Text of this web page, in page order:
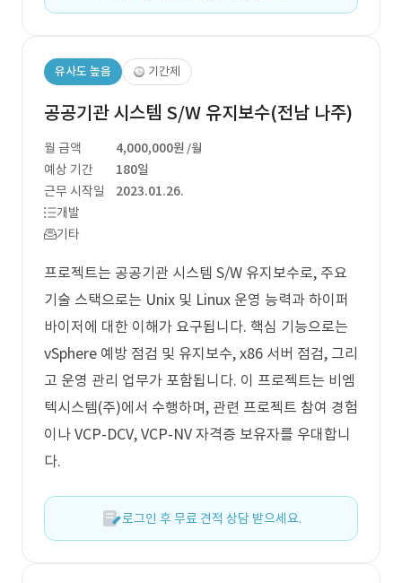
유사도 높음 기간제
공공기관 시스템 S/W 유지보수(전남 나주)
월 금액 4,000,000원 /월
예상 기간
180일
근무 시작일
2023.01.26.
개발
기타
프로젝트는 공공기관 시스템 S/W 유지보수로, 주요
기술 스택으로는 Unix 및 Linux 운영 능력과 하이퍼
바이저에 대한 이해가 요구됩니다. 핵심 기능으로는
vSphere 예방 점검 및 유지보수, x86 서버 점검, 그리
고 운영 관리 업무가 포함됩니다. 이 프로젝트는 비엠
텍시스템(주)에서 수행하며, 관련 프로젝트 참여 경험
이나 VCP-DCV, VCP-NV 자격증 보유자를 우대합니
다.
로그인 후 무료 견적 상담 받으세요.